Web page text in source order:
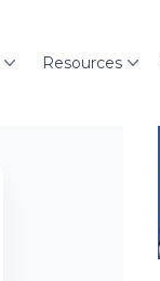
Resources